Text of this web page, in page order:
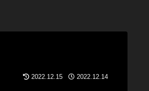
2022.12.15 2022.12.14